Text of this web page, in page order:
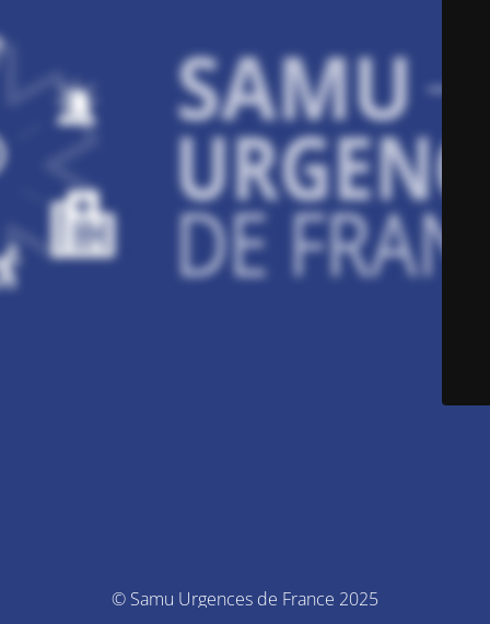
© Samu Urgences de France 2025